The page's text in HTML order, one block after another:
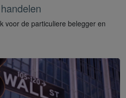
voor de particuliere belegger en